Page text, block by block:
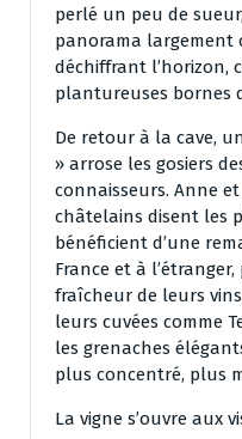
perlé un peu de
panorama largement
déchiffrant l’horizon,
plantureuses bornes
De retour à la cave,
» arrose les gosiers
connaisseurs. Anne
châtelains disent les
bénéficient d’une
France et à
fraîcheur de leurs
leurs cuvées comme
les grenaches
plus concentré, plus
La vigne s’ouvre aux